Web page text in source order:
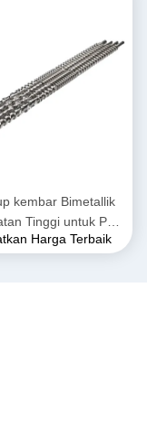
kembar Bimetallik
Tinggi untuk PVC
Twin Extruder
Harga Terbaik